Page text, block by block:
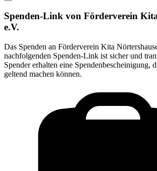
Spenden-Link von Förderverein
e.V.
Das Spenden an Förderverein Kita
nachfolgenden Spenden-Link ist sicher und
Spender erhalten eine Spendenbescheinigung,
geltend machen können.